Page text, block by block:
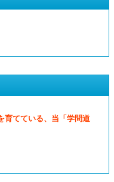
育てている、当「学問道